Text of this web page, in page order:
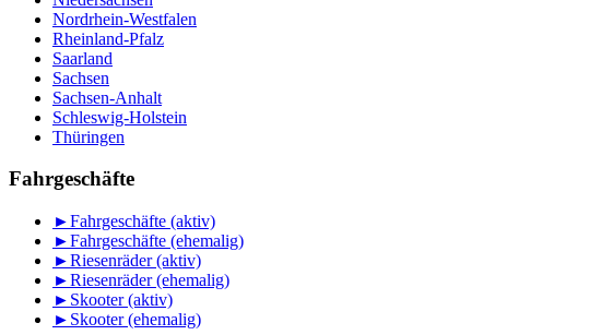
Nordrhein-Westfalen
Rheinland-Pfalz
Saarland
Sachsen
Sachsen-Anhalt
Schleswig-Holstein
Thüringen
Fahrgeschäfte
►Fahrgeschäfte (aktiv)
►Fahrgeschäfte (ehemalig)
►Riesenräder (aktiv)
►Riesenräder (ehemalig)
► Skooter (aktiv)
► Skooter (ehemalig)